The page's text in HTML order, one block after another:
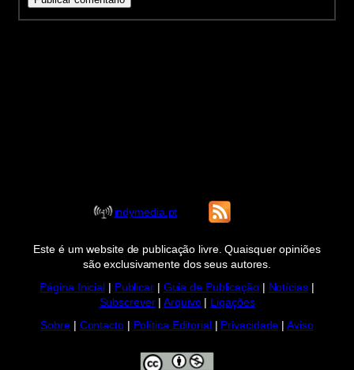
indymedia.pt
Este é um website de publicação livre. Quaisquer opiniões
são exclusivamente dos seus autores.
Página Inicial
Publicar| Guia de Publicação| Notícias|
Subscrever|Arquivo|
Ligações
Sobre| Contacto| Política Editorial Privacidade |Aviso